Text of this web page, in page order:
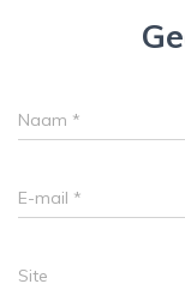
Naam *
E-mail *
Site